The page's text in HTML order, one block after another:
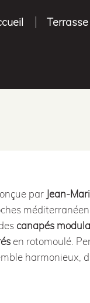
par
canapés
en rotomoulé.
harmonieux,